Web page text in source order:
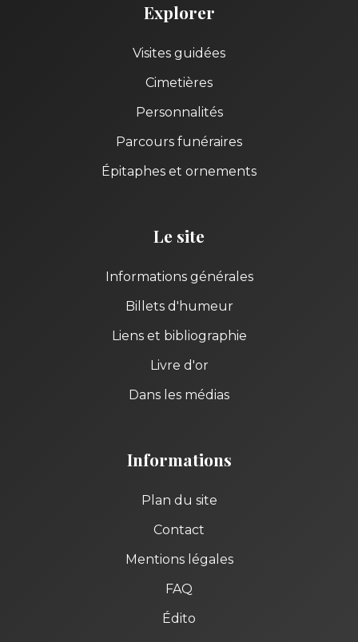
Explorer
Visites guidées
Cimetières
Personnalités
Parcours funéraires
Épitaphes et ornements
Le site
Informations générales
Billets d'humeur
Liens et bibliographie
Livre d'or
Dans les médias
Informations
Plan du site
Contact
Mentions légales
FAQ
Édito